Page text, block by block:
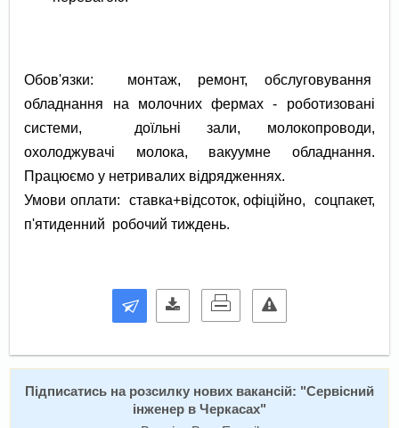
Обов'язки: монтаж, ремонт, обслуговування
обладнання на молочних фермах - роботизовані
системи, доїльні зали, молокопроводи,
охолоджувачі молока, вакуумне обладнання.
Працюємо у нетривалих відрядженнях.
Умови оплати: ставка+відсоток, офіційно, соцпакет,
п'ятиденний робочий тиждень.
Підписатись на розсилку нових вакансій: "Сервісний
інженер в Черкасах"